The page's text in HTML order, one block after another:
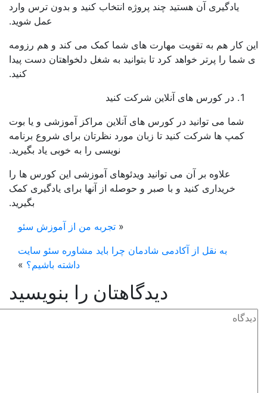
یادگیری آن هستید چند پروژه انتخاب کنید و بدون ترس وارد
عمل شوید.
هم به تقویت مهارت های شما کمک می کند و هم رزومه
را پرتر خواهد کرد تا بتوانید به شغل دلخواهتان دست پیدا
در کورس های آنلاین شرکت کنید
می توانید در کورس های آنلاین مراکز آموزشی و یا بوت
ها شرکت کنید تا زبان مورد نظرتان برای شروع برنامه
نویسی را به خوبی یاد بگیرید.
علاوه بر آن می توانید ویدئوهای آموزشی این کورس ها را
خریداری کنید و با صبر و حوصله از آنها برای یادگیری کمک
تجربه من از آموزش سئو
به نقل از آکادمی شادمان چرا باید مشاوره سئو سایت
داشته باشیم؟ »
دیدگاهتان را بنویسید